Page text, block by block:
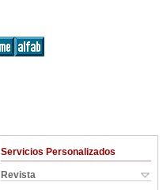
Servicios Personalizados
Revista